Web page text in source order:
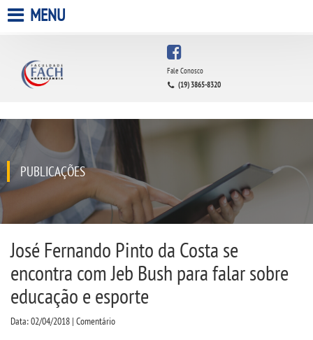
A FACULDADE
QUEM SOMOS
INFRAESTRUTURA
BIBLIOTECA
CPA
CPSA
MENU
Fale Conosco
(19) 3865-8320
PUBLICAÇÕES
José Fernando Pinto da Costa se
encontra com Jeb Bush para falar sobre
educação e esporte
Data: 02/04/2018 | Comentário